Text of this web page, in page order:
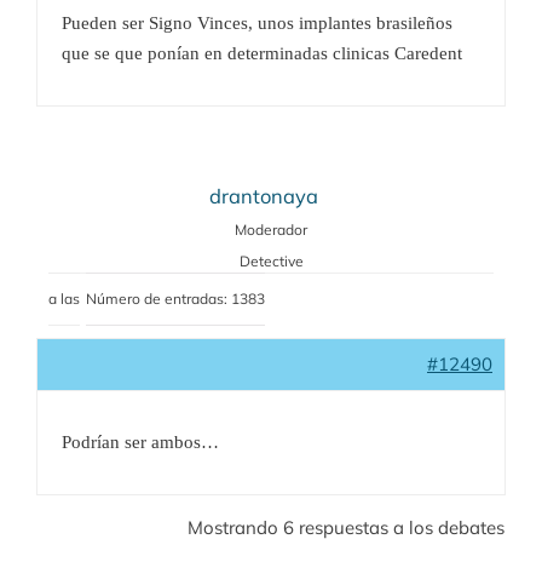
Pueden ser Signo Vinces, unos implantes brasileños
que se que ponían en determinadas clinicas Caredent
drantonaya
Moderador
Detective
a las Número de entradas: 1383
#12490
Podrían ser ambos…
Mostrando 6 respuestas a los debates